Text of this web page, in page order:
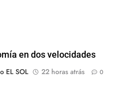
en dos velocidades
EL SOL
22 horas atrás 0